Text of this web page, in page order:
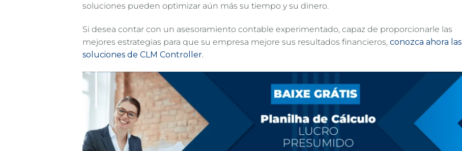
soluciones pueden optimizar aún más su tiempo y su dinero.
Si desea contar con un asesoramiento contable experimentado, capaz de proporcionarle las
mejores estrategias para que su empresa mejore sus resultados financieros, conozca ahora las
soluciones de CLM Controller.